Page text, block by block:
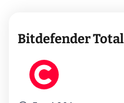
Bitdefender